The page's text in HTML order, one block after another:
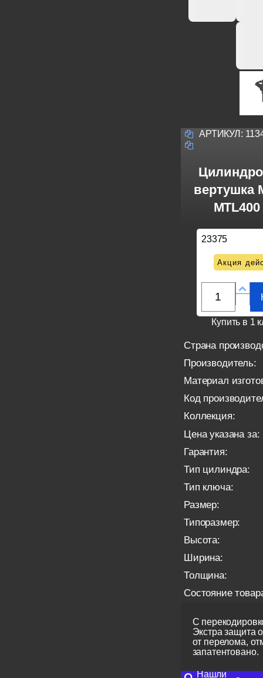
АРТИКУЛ:
вертушка
23375
Акция
Купить в 1
Страна
Производитель:
Материал
Код
Коллекция:
Цена указана за:
Гарантия:
Тип цилиндра:
Тип ключа:
Размер:
Типоразмер:
Высота:
Ширина:
Толщина:
Состояние
С
Экстра защита
от перелома,
запатентовано.
Нашли